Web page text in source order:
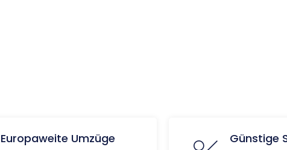
Europaweite Umzüge Günstige